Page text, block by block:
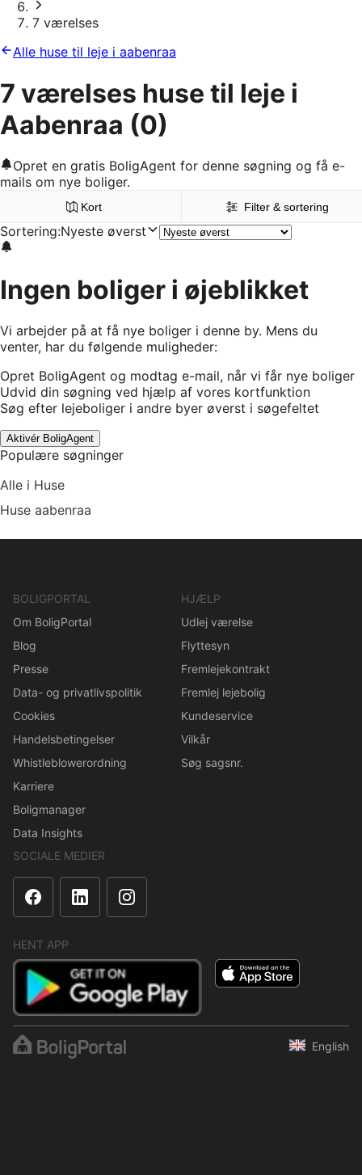
7 værelses
Alle huse til leje i aabenraa
7 værelses huse til leje i
Aabenraa (0)
Opret en gratis BoligAgent for denne søgning og få e-
mails om nye boliger.
Kort Filter & sortering
Sortering:Nyeste øverst
Ingen boliger i øjeblikket
Vi arbejder på at få nye boliger i denne by. Mens du
venter, har du følgende muligheder:
Opret BoligAgent og modtag e-mail, når vi får nye boliger
Udvid din søgning ved hjælp af vores kortfunktion
Søg efter lejeboliger i andre byer øverst i søgefeltet
Aktivér BoligAgent
Populære søgninger
Alle i Huse
Huse aabenraa
BOLIGPORTAL
Om BoligPortal
Blog
Presse
Data- og privatlivspolitik
Cookies
Handelsbetingelser
Whistleblowerordning
Karriere
Boligmanager
Data Insights
HJÆLP
Udlej værelse
Flyttesyn
Fremlejekontrakt
Fremlej lejebolig
Kundeservice
Vilkår
Søg sagsnr.
SOCIALE MEDIER
HENT APP
English